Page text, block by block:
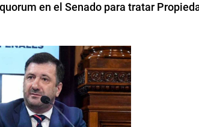
en el Senado para tratar